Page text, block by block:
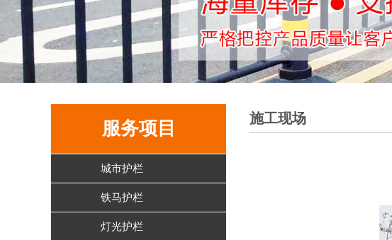
服务项目
城市护栏
铁马护栏
灯光护栏
施工现场